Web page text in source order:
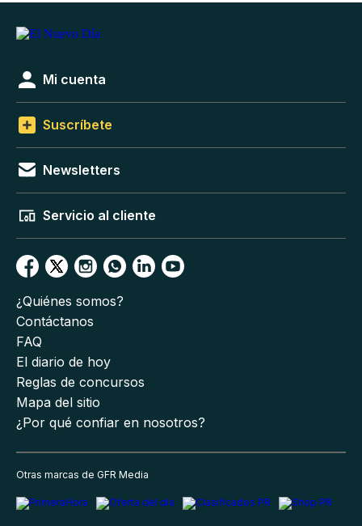
Mi cuenta
Suscríbete
Newsletters
Servicio al cliente
¿Quiénes somos?
Contáctanos
FAQ
El diario de hoy
Reglas de concursos
Mapa del sitio
¿Por qué confiar en nosotros?
Otras marcas de GFR Media